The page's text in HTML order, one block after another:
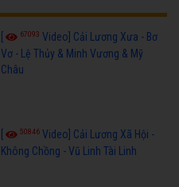
[ 67093 Video] Cải Lương Xưa - Bơ
Vơ - Lệ Thủy & Minh Vương & Mỹ
Châu
50846 Video] Cải Lương Xã Hội -
Không Chồng - Vũ Linh Tài Linh